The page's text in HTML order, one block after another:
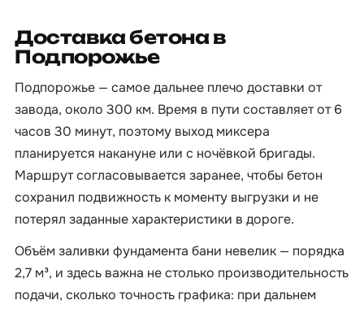
Доставка бетона в
Подпорожье
Подпорожье — самое дальнее плечо доставки от
завода, около 300 км. Время в пути составляет от 6
часов 30 минут, поэтому выход миксера
планируется накануне или с ночёвкой бригады.
Маршрут согласовывается заранее, чтобы бетон
сохранил подвижность к моменту выгрузки и не
потерял заданные характеристики в дороге.
Объём заливки фундамента бани невелик — порядка
2,7 м³, и здесь важна не столько производительность
подачи, сколько точность графика: при дальнем